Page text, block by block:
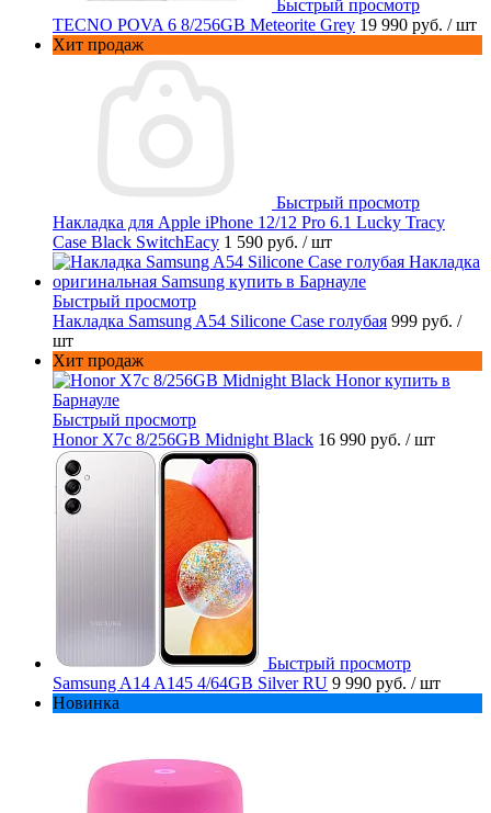
Быстрый просмотр
TECNO POVA 6 8/256GB Meteorite Grey 19 990 руб. / шт
Хит продаж
Быстрый просмотр
Накладка для Apple iPhone 12/12 Pro 6.1 Lucky Tracy
Case Black SwitchEacy 1 590 руб. / шт
Быстрый просмотр
Накладка Samsung A54 Silicone Case голубая 999 руб. /
шт
Хит продаж
Быстрый просмотр
Honor X7c 8/256GB Midnight Black 16 990 руб. / шт
Быстрый просмотр
Samsung A14 A145 4/64GB Silver RU 9 990 руб. / шт
Новинка